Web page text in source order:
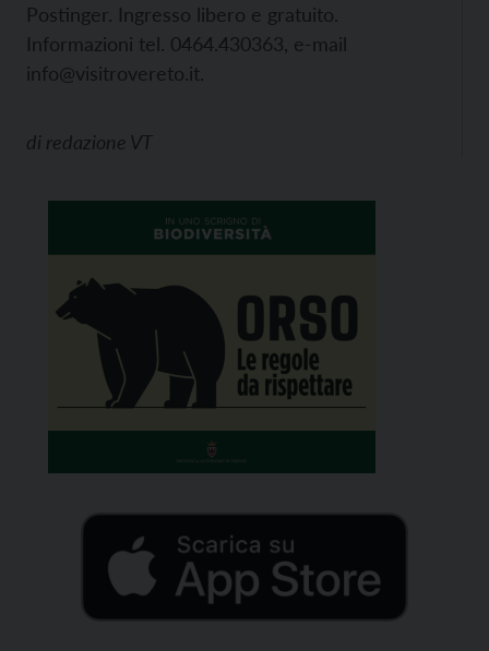
Postinger. Ingresso libero e gratuito.
Informazioni tel. 0464.430363, e-mail
info@visitrovereto.it.
di redazione VT